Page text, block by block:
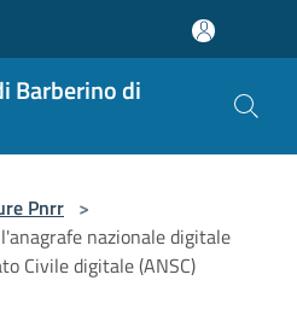
Barberino di
Pnrr >
nazionale digitale
Civile digitale (ANSC)